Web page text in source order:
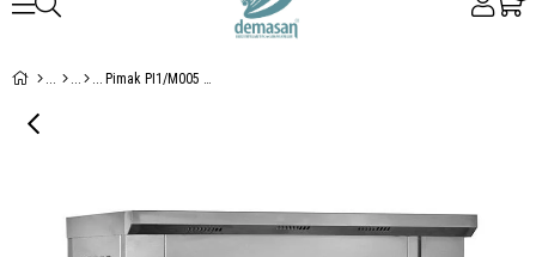
Pimak PI1/M005 Gazlı SetÜstü Tamburlu Piliç Makinesi